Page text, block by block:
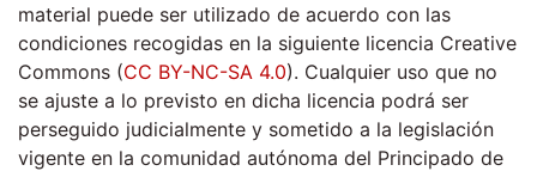
material puede ser utilizado de acuerdo con las
condiciones recogidas en la siguiente licencia Creative
Commons (CC BY-NC-SA 4.0). Cualquier uso que no
se ajuste a lo previsto en dicha licencia podrá ser
perseguido judicialmente y sometido a la legislación
vigente en la comunidad autónoma del Principado de